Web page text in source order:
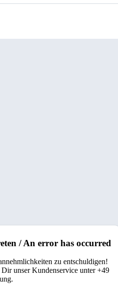
/ An error has occurred
zu entschuldigen!
unser Kundenservice unter +49